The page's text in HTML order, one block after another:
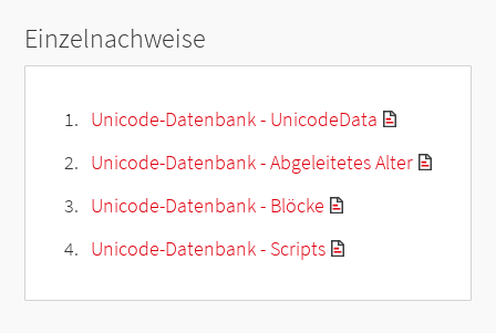
Einzelnachweise
Unicode-Datenbank - UnicodeData
Unicode-Datenbank - Abgeleitetes Alter
Unicode-Datenbank - Blöcke
Unicode-Datenbank - Scripts